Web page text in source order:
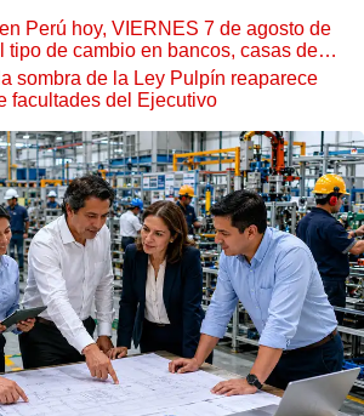
Perú hoy, VIERNES 7 de agosto de
tipo de cambio en bancos, casas de
digitales
sombra de la Ley Pulpín reaparece
facultades del Ejecutivo